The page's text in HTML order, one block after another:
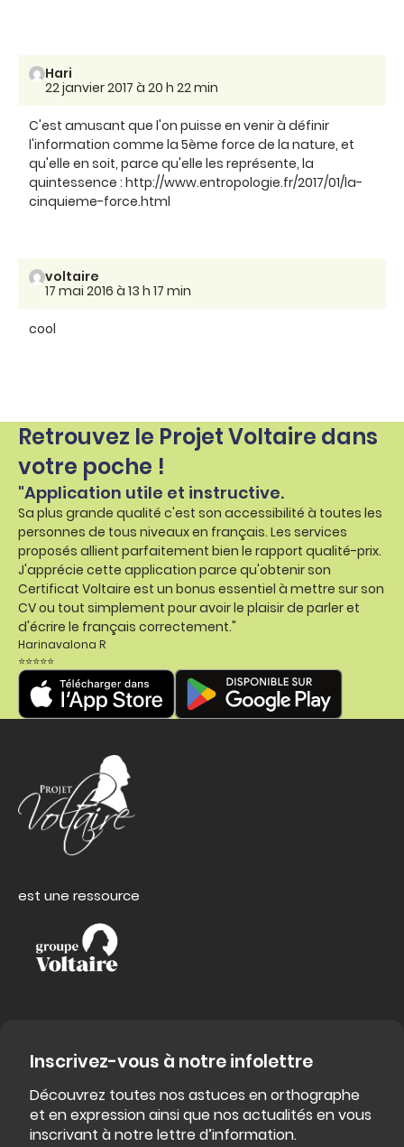
Hari
22 janvier 2017 à 20 h 22 min
C'est amusant que l'on puisse en venir à définir
l'information comme la 5ème force de la nature, et
qu'elle en soit, parce qu'elle les représente, la
quintessence : http://www.entropologie.fr/2017/01/la-
cinquieme-force.html
voltaire
17 mai 2016 à 13 h 17 min
cool
Retrouvez le Projet Voltaire dans
votre poche !
"Application utile et instructive.
Sa plus grande qualité c'est son accessibilité à toutes les
personnes de tous niveaux en français. Les services
proposés allient parfaitement bien le rapport qualité-prix.
J'apprécie cette application parce qu'obtenir son
Certificat Voltaire est un bonus essentiel à mettre sur son
CV ou tout simplement pour avoir le plaisir de parler et
d'écrire le français correctement."
Harinavalona R
⭐⭐⭐⭐⭐
est une ressource
Inscrivez-vous à notre infolettre
Découvrez toutes nos astuces en orthographe
et en expression ainsi que nos actualités en vous
inscrivant à notre lettre d’information.